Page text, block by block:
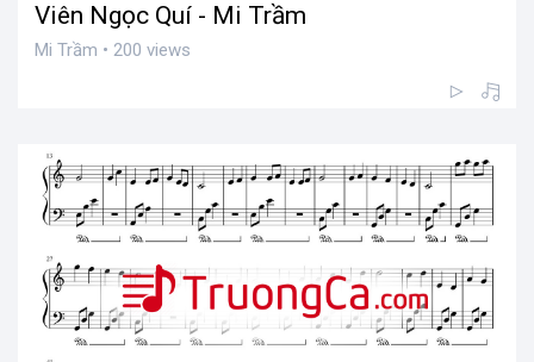
Viên Ngọc Quí - Mi Trầm
Mi Trầm • 200 views